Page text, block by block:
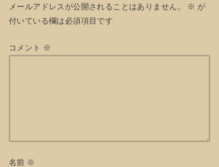
メールアドレスが公開されることはありません。 ※ が
付いている欄は必須項目です
コメント ※
名前 ※